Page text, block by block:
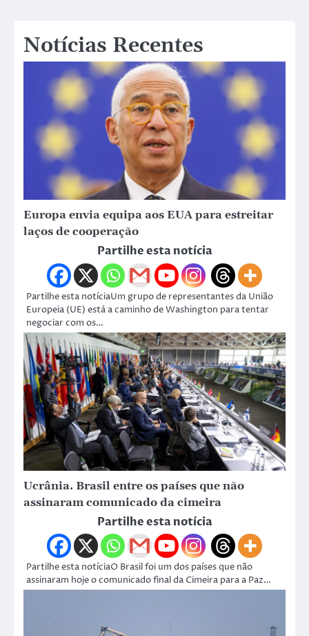
Notícias Recentes
Europa envia equipa aos EUA para estreitar
laços de cooperação
Partilhe esta notícia
Partilhe esta notíciaUm grupo de representantes da União
Europeia (UE) está a caminho de Washington para tentar
negociar com os…
Ucrânia. Brasil entre os países que não
assinaram comunicado da cimeira
Partilhe esta notícia
Partilhe esta notíciaO Brasil foi um dos países que não
assinaram hoje o comunicado final da Cimeira para a Paz…